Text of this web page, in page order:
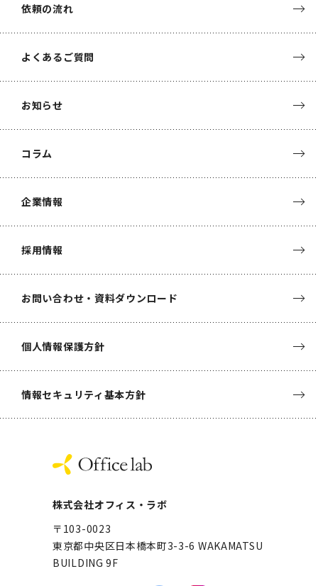
依頼の流れ
よくあるご質問
お知らせ
コラム
企業情報
採用情報
お問い合わせ・資料ダウンロード
個人情報保護方針
情報セキュリティ基本方針
株式会社オフィス・ラボ
〒103-0023
東京都中央区日本橋本町3-3-6 WAKAMATSU
BUILDING 9F